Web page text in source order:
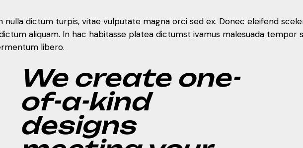
dictum turpis, vitae vulputate magna orci sed ex. Donec eleifend
aliquam. In hac habitasse platea dictumst ivamus malesuada tempor
libero.
We create one-
of-a-kind
designs